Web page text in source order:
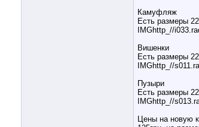
Камуфляж
Есть размеры
IMGhttp_//
Вишенки
Есть размеры
IMGhttp_//
Пузыри
Есть размеры
IMGhttp_//
Цены на новую